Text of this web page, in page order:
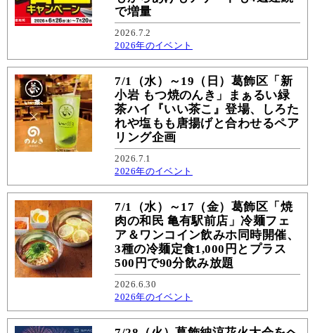
で増量
2026.7.2
2026年のイベント
7/1（水）～19（日）葛飾区「新
小岩 もつ焼のんき」まぁるい緑
茶ハイ『いい茶こ』登場、しろた
れや塩もも唐揚げと合わせるペア
リング企画
2026.7.1
2026年のイベント
7/1（水）～17（金）葛飾区「焼
肉の和民 亀有駅前店」冷麺フェ
ア＆ワンコイン飲みホ同時開催、
3種の冷麺定食1,000円とプラス
500円で90分飲み放題
2026.6.30
2026年のイベント